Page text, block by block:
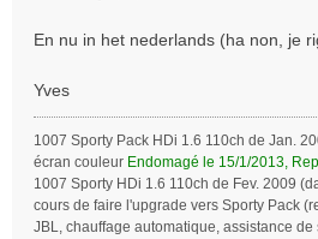
En nu in het nederlands (ha non, je
Yves
1007 Sporty Pack HDi 1.6 110ch de Jan.
écran couleur Endomagé le 15/1/2013,
1007 Sporty HDi 1.6 110ch de Fev. 2009
cours de faire l'upgrade vers Sporty Pack
JBL, chauffage automatique, assistance de